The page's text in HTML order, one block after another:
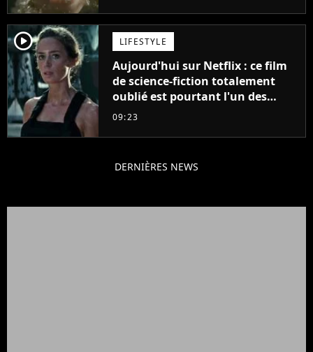
player2 LIFESTYLE
Aujourd'hui sur Netflix : ce film
de science-fiction totalement
oublié est pourtant l'un des
meilleurs des années 2010
09:23
DERNIÈRES NEWS